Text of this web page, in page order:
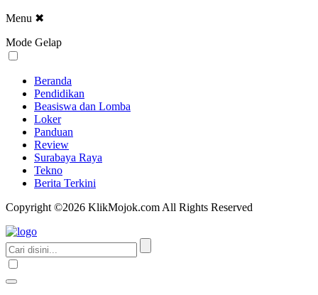
Menu ✖
Mode Gelap
Beranda
Pendidikan
Beasiswa dan Lomba
Loker
Panduan
Review
Surabaya Raya
Tekno
Berita Terkini
Copyright ©2026 KlikMojok.com All Rights Reserved